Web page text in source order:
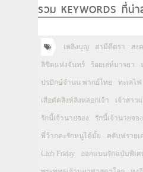
รวม KEYWORDS ที่น่า
เพลิงบุญ สามีตีตรา สง
ลิขิตแห่งจันทร์ ร้อยเล่ห์มารยา
ปรปักษ์จำนน พากย์ไทย ทะเลไฟ
เสือตัดสิงห์ลิงหลอกเจ้า เจ้าสาว
รักนี้เจ้านายจอง รักนี้เจ้านายจอง
พี่ว้ากคะรักหนูได้มั้ย คลับฟรายเ
Club Friday ออกแบบรักฉบับพิเศ